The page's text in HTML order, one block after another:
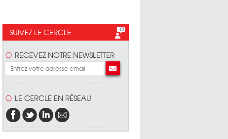
SUIVEZ LE CERCLE
RECEVEZ NOTRE NEWSLETTER
LE CERCLE EN RÉSEAU